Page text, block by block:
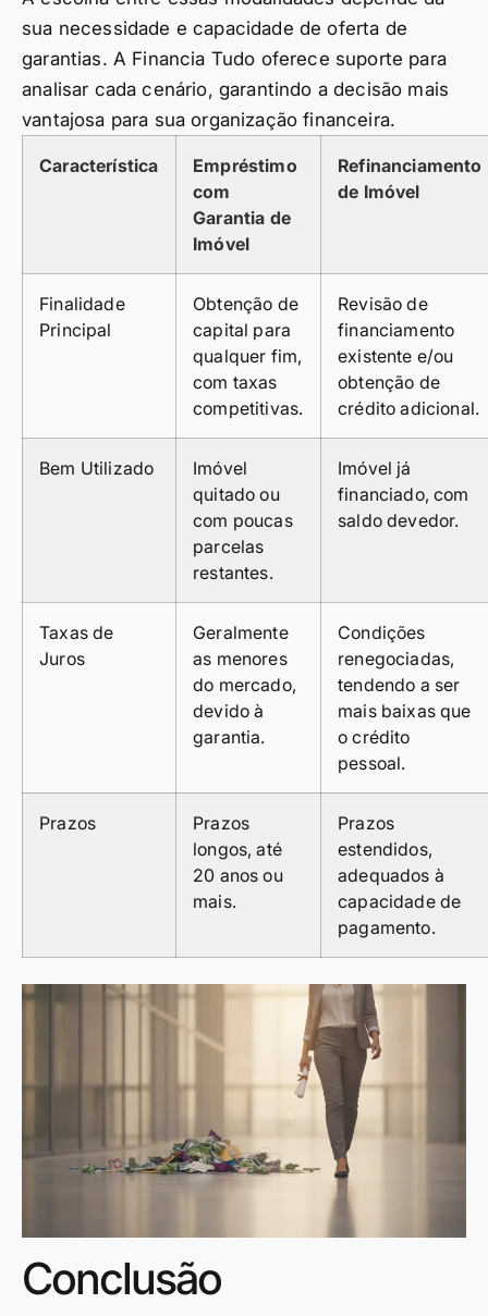
sua necessidade e capacidade de oferta de
garantias. A Financia Tudo oferece suporte para
analisar cada cenário, garantindo a decisão mais
vantajosa para sua organização financeira.
Característica
Empréstimo
com
Garantia de
Imóvel
Refinanciamento
de Imóvel
Finalidade
Principal
Obtenção de
capital para
qualquer fim,
com taxas
competitivas.
Revisão de
financiamento
existente e/ou
obtenção de
crédito adicional.
Bem Utilizado
Imóvel
quitado ou
com poucas
parcelas
restantes.
Imóvel já
financiado, com
saldo devedor.
Taxas de
Juros
Geralmente
as menores
do mercado,
devido à
garantia.
Condições
renegociadas,
tendendo a ser
mais baixas que
o crédito
pessoal.
Prazos
Prazos
longos, até
20 anos ou
mais.
Prazos
estendidos,
adequados à
capacidade de
pagamento.
Conclusão